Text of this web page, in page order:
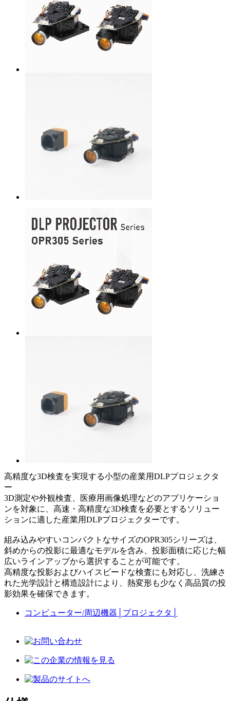
高精度な3D検査を実現する小型の産業用DLPプロジェクタ
ー
3D測定や外観検査、医療用画像処理などのアプリケーショ
ンを対象に、高速・高精度な3D検査を必要とするソリュー
ションに適した産業用DLPプロジェクターです。
組み込みやすいコンパクトなサイズのOPR305シリーズは、
斜めからの投影に最適なモデルを含み、投影面積に応じた幅
広いラインアップから選択することが可能です。
高精度な投影およびハイスピードな検査にも対応し、洗練さ
れた光学設計と構造設計により、熱変形も少なく高品質の投
影効果を確保できます。
コンピューター/周辺機器 プロジェクタ